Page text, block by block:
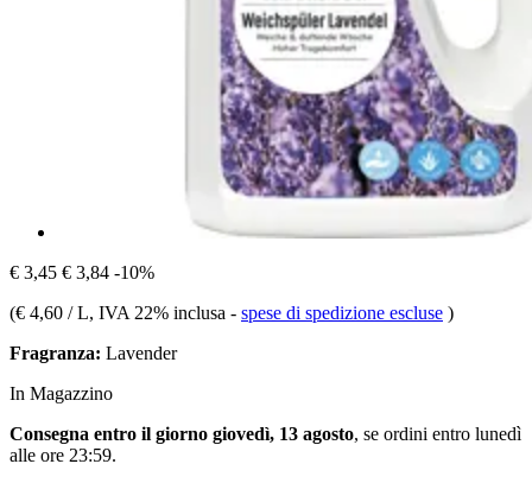
€ 3,45 € 3,84 -10%
(€ 4,60 / L, IVA 22% inclusa - spese di spedizione escluse )
Fragranza: Lavender
In Magazzino
Consegna entro il giorno giovedì, 13 agosto, se ordini entro lunedì
alle ore 23:59.